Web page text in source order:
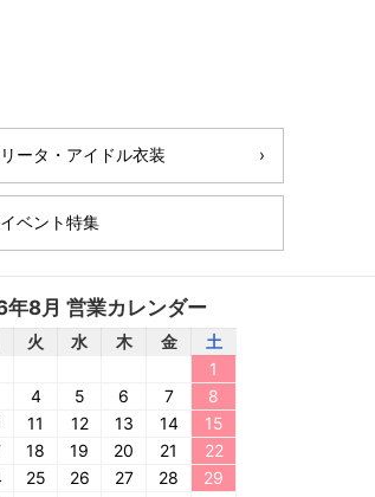
ータ・アイドル衣装
8月 営業カレンダー
火 水 木 金
土
1
4 5 6 7
8
11 12 13 14
15
18 19 20 21
22
25 26 27 28
29